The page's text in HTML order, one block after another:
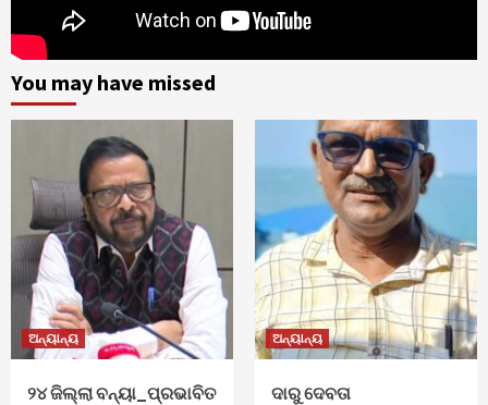
You may have missed
ଅନ୍ୟାନ୍ୟ
୨୪ ଜିଲ୍ଲା ବନ୍ୟା_ପ୍ରଭାବିତ
ଅନ୍ୟାନ୍ୟ
ଦାରୁ ଦେବତା